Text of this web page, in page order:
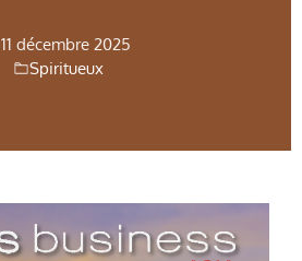
11 décembre 2025
Spiritueux